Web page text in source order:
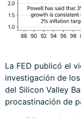
La FED publicó el
investigación de
del Silicon Valley
procastinación de